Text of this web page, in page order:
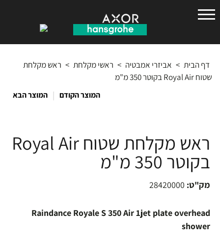
גרואה
דף הבית > אביזרי אמבטיה > ראשי מקלחת > ראש מקלחת
שטוח Royal Air בקוטר 350 מ"מ
המוצר הקודם | המוצר הבא
ראש מקלחת שטוח Royal Air
בקוטר 350 מ"מ
מק"ט: 28420000
Raindance Royale S 350 Air 1jet plate overhead
shower